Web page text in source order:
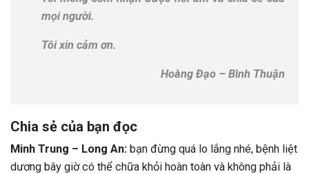
mọi người.
Tôi xin cảm ơn.
Hoàng Đạo – Bình Thuận
Chia sẻ của bạn đọc
Minh Trung – Long An: bạn đừng quá lo lắng nhé, bệnh liệt
dương bây giờ có thể chữa khỏi hoàn toàn và không phải là